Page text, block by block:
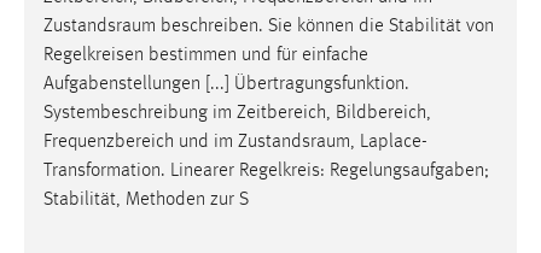
Zustandsraum beschreiben. Sie können die Stabilität von
Regelkreisen bestimmen und für einfache
Aufgabenstellungen [...] Übertragungsfunktion.
Systembeschreibung im Zeitbereich, Bildbereich,
Frequenzbereich und im Zustandsraum, Laplace-
Transformation. Linearer Regelkreis: Regelungsaufgaben;
Stabilität, Methoden zur S